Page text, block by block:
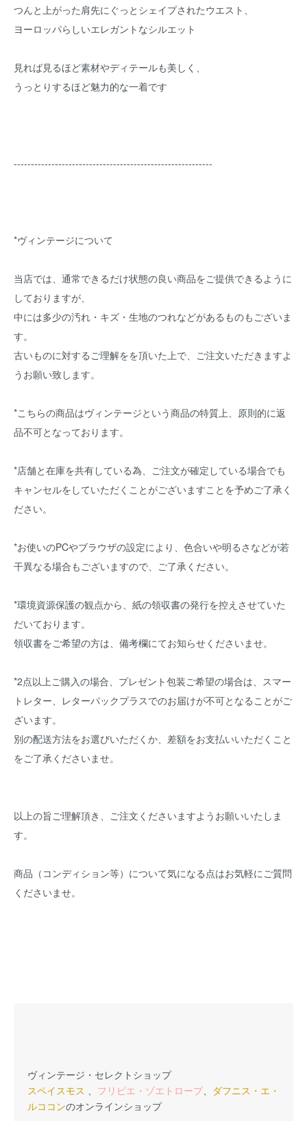
つんと上がった肩先にぐっとシェイプされたウエスト、
ヨーロッパらしいエレガントなシルエット
見れば見るほど素材やディテールも美しく、
うっとりするほど魅力的な一着です
----------------------------------------------------------
*ヴィンテージについて
当店では、通常できるだけ状態の良い商品をご提供できるように
しておりますが、
中には多少の汚れ・キズ・生地のつれなどがあるものもございま
す。
古いものに対するご理解をを頂いた上で、ご注文いただきますよ
うお願い致します。
*こちらの商品はヴィンテージという商品の特質上、原則的に返
品不可となっております。
*店舗と在庫を共有している為、ご注文が確定している場合でも
キャンセルをしていただくことがございますことを予めご了承く
ださい。
*お使いのPCやブラウザの設定により、色合いや明るさなどが若
干異なる場合もございますので、ご了承ください。
*環境資源保護の観点から、紙の領収書の発行を控えさせていた
だいております。
領収書をご希望の方は、備考欄にてお知らせくださいませ。
*2点以上ご購入の場合、プレゼント包装ご希望の場合は、スマー
トレター、レターパックプラスでのお届けが不可となることがご
ざいます。
別の配送方法をお選びいただくか、差額をお支払いいただくこと
をご了承くださいませ。
以上の旨ご理解頂き、ご注文くださいますようお願いいたしま
す。
商品（コンディション等）について気になる点はお気軽にご質問
くださいませ。
ヴィンテージ・セレクトショップ
スペイスモス 、 フリピエ・ゾエトロープ、 ダフニス・エ・
ルココンのオンラインショップ